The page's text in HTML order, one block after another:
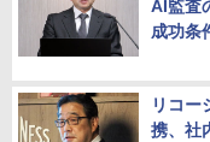
AI監査
成功条
リコー
携、社